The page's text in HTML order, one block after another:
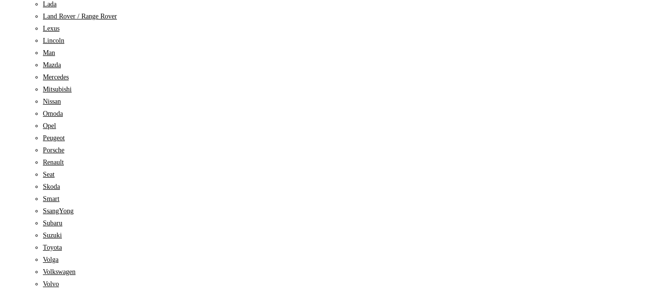
Lada
Land Rover / Range Rover
Lexus
Lincoln
Man
Mazda
Mercedes
Mitsubishi
Nissan
Omoda
Opel
Peugeot
Porsche
Renault
Seat
Skoda
Smart
SsangYong
Subaru
Suzuki
Toyota
Volga
Volkswagen
Volvo